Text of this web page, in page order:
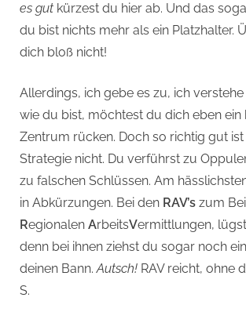
es gut kürzest du hier ab. Und das
du bist nichts mehr als ein Platzhalter.
dich bloß nicht!
Allerdings, ich gebe es zu, ich verstehe
wie du bist, möchtest du dich eben ein
Zentrum rücken. Doch so richtig gut ist
Strategie nicht. Du verführst zu
zu falschen Schlüssen. Am
in Abkürzungen. Bei den RAV’s zum
Regionalen ArbeitsVermittlungen,
denn bei ihnen ziehst du sogar noch
deinen Bann.Autsch! RAV reicht, ohne
S.